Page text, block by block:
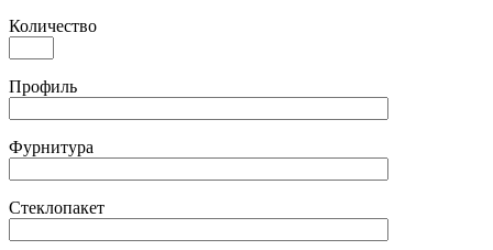
Количество
Профиль
Фурнитура
Стеклопакет